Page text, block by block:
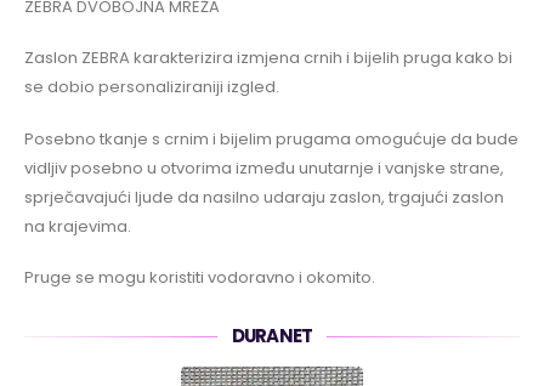
ZEBRA DVOBOJNA MREŽA
Zaslon ZEBRA karakterizira izmjena crnih i bijelih pruga kako bi
se dobio personaliziraniji izgled.
Posebno tkanje s crnim i bijelim prugama omogućuje da bude
vidljiv posebno u otvorima između unutarnje i vanjske strane,
sprječavajući ljude da nasilno udaraju zaslon, trgajući zaslon
na krajevima.
Pruge se mogu koristiti vodoravno i okomito.
DURANET